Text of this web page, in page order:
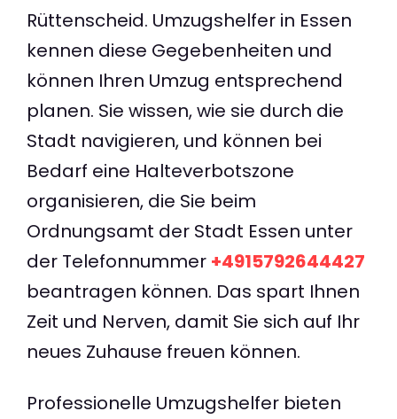
Rüttenscheid. Umzugshelfer in Essen
kennen diese Gegebenheiten und
können Ihren Umzug entsprechend
planen. Sie wissen, wie sie durch die
Stadt navigieren, und können bei
Bedarf eine Halteverbotszone
organisieren, die Sie beim
Ordnungsamt der Stadt Essen unter
der Telefonnummer +4915792644427
beantragen können. Das spart Ihnen
Zeit und Nerven, damit Sie sich auf Ihr
neues Zuhause freuen können.
Professionelle Umzugshelfer bieten